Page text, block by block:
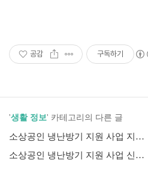
공감 구독하기
'생활 정보' 카테고리의 다른 글
소상공인 냉난방기 지원 사업 지원 기준, 지원금
소상공인 냉난방기 지원 사업 신청 방법